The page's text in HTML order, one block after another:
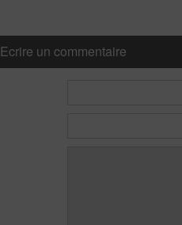
Ecrire un commentaire